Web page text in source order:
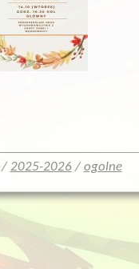
/ 2025-2026 / ogolne